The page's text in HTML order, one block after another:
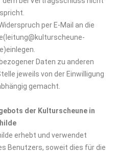
per E-Mail an die
(leitung@kulturscheune-
einlegen.
Daten zu anderen
jeweils von der Einwilligung
gemacht.
d er Kulturscheune in
erhebt und verwendet
Benutzers, soweit dies für die